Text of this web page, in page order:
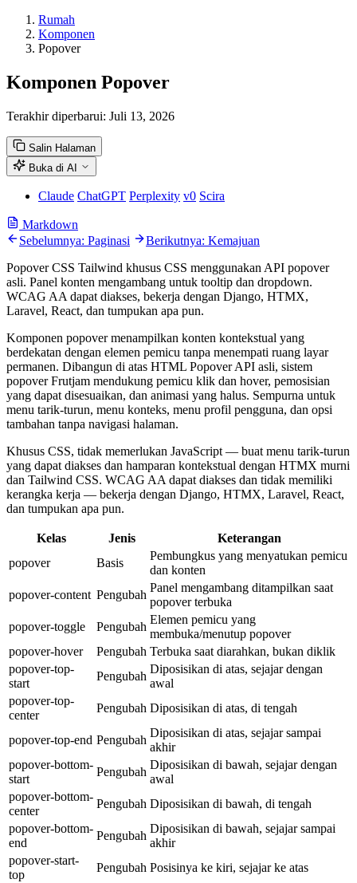
Rumah
Komponen
Popover
Komponen Popover
Terakhir diperbarui: Juli 13, 2026
Salin Halaman
Buka di AI
Claude ChatGPT Perplexity v0 Scira
Markdown
Sebelumnya: Paginasi
Berikutnya: Kemajuan
Popover CSS Tailwind khusus CSS menggunakan API popover
asli. Panel konten mengambang untuk tooltip dan dropdown.
WCAG AA dapat diakses, bekerja dengan Django, HTMX,
Laravel, React, dan tumpukan apa pun.
Komponen popover menampilkan konten kontekstual yang
berdekatan dengan elemen pemicu tanpa menempati ruang layar
permanen. Dibangun di atas HTML Popover API asli, sistem
popover Frutjam mendukung pemicu klik dan hover, pemosisian
yang dapat disesuaikan, dan animasi yang halus. Sempurna untuk
menu tarik-turun, menu konteks, menu profil pengguna, dan opsi
tambahan tanpa navigasi halaman.
Khusus CSS, tidak memerlukan JavaScript — buat menu tarik-turun
yang dapat diakses dan hamparan kontekstual dengan HTMX murni
dan Tailwind CSS. WCAG AA dapat diakses dan tidak memiliki
kerangka kerja — bekerja dengan Django, HTMX, Laravel, React,
dan tumpukan apa pun.
Kelas Jenis
Keterangan
popover
Basis
Pembungkus yang menyatukan pemicu
dan konten
popover-content Pengubah
Panel mengambang ditampilkan saat
popover terbuka
popover-toggle
Pengubah
Elemen pemicu yang
membuka/menutup popover
popover-hover
Pengubah Terbuka saat diarahkan, bukan diklik
popover-top-
start
Pengubah
Diposisikan di atas, sejajar dengan
awal
popover-top-
center
Pengubah Diposisikan di atas, di tengah
popover-top-end Pengubah
Diposisikan di atas, sejajar sampai
akhir
popover-bottom-
start
Pengubah
Diposisikan di bawah, sejajar dengan
awal
popover-bottom-
center
Pengubah Diposisikan di bawah, di tengah
popover-bottom-
end
Pengubah
Diposisikan di bawah, sejajar sampai
akhir
popover-start-
top
Pengubah Posisinya ke kiri, sejajar ke atas